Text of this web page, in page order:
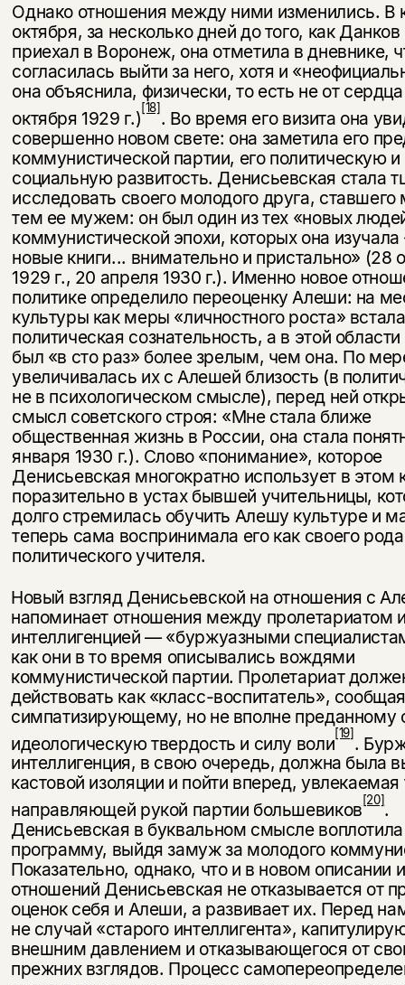
Однако отношения между ними изменились. В
октября, за несколько дней до того, как
приехал в Воронеж, она отметила в дневнике,
согласилась выйти за него, хотя и
она объяснила, физически, то есть не от
октября 1929 г.)[18]. Во время его визита она
совершенно новом свете: она заметила его
комму­нистической партии, его политическую и
социальную развитость. Денисьевская стала
исследовать своего молодого друга,
тем ее мужем: он был один из тех «новых
коммунистической эпохи, кото­рых она изучала
новые книги... внимательно и пристально» (28
1929 г., 20 апреля 1930 г.). Именно новое
политике определило переоценку Алеши: на
культуры как меры «личностного роста» встала
политическая сознательность, а в этой
был «в сто раз» более зрелым, чем она. По
увеличивалась их с Алешей близость (в
не в психологическом смысле), перед ней
смысл советского строя: «Мне стала ближе
общественная жизнь в России, она стала
января 1930 г.). Слово «понимание», которое
Денисьевская многократно использует в этом
поразительно в устах бывшей учитель­ницы,
долго стремилась обучить Алешу культуре и
теперь сама воспринимала его как своего рода
политического учителя.
Новый взгляд Денисьевской на отношения с
напоминает отноше­ния между пролетариатом
интеллигенцией — «буржуазными
как они в то время описывались вождями
коммунистической партии. Пролетариат
действовать как «класс-воспитатель»,
симпатизирующему, но не вполне преданному
идео­логическую твердость и силу воли[19].
интеллигенция, в свою оче­редь, должна была
кастовой изоляции и пойти вперед,
направляющей рукой партии большевиков[20].
Денисьевская в буквальном смысле воплотила
программу, выйдя замуж за молодого
Показательно, однако, что и в новом описании
отношений Денисьевская не отказывается от
оценок себя и Алеши, а развивает их. Перед
не случай «старого интеллигента»,
внешним давлением и отказывающегося от
прежних взглядов. Процесс